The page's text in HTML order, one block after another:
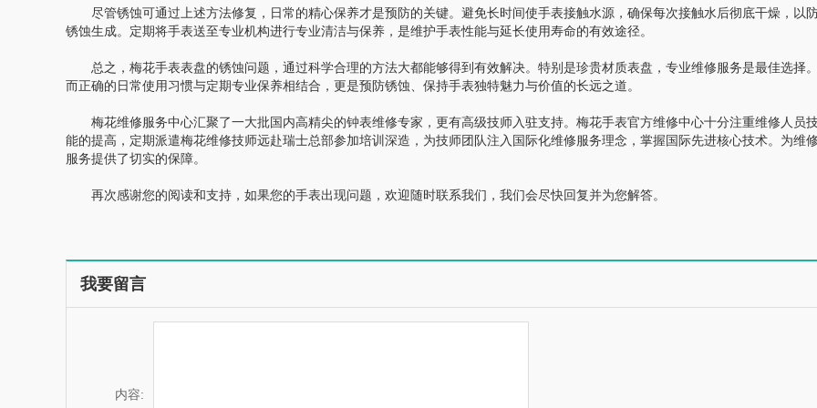
尽管锈蚀可通过上述方法修复，日常的精心保养才是预防的关键。避免长时间使手表接触水源，确保每次接触水后彻底干燥，以
锈蚀生成。定期将手表送至专业机构进行专业清洁与保养，是维护手表性能与延长使用寿命的有效途径。
总之，梅花手表表盘的锈蚀问题，通过科学合理的方法大都能够得到有效解决。特别是珍贵材质表盘，专业维修服务是最佳选择。
而正确的日常使用习惯与定期专业保养相结合，更是预防锈蚀、保持手表独特魅力与价值的长远之道。
梅花维修服务中心汇聚了一大批国内高精尖的钟表维修专家，更有高级技师入驻支持。梅花手表官方维修中心十分注重维修人员
能的提高，定期派遣梅花维修技师远赴瑞士总部参加培训深造，为技师团队注入国际化维修服务理念，掌握国际先进核心技术。为维
服务提供了切实的保障。
再次感谢您的阅读和支持，如果您的手表出现问题，欢迎随时联系我们，我们会尽快回复并为您解答。
我要留言
内容: